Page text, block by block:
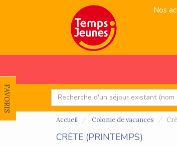
Nos
FAVORIS
Accueil Colonie de vacances
CRÈTE (PRINTEMPS)